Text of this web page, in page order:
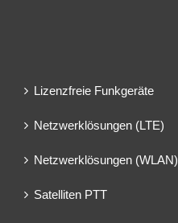
Lizenzfreie Funkgeräte
Netzwerklösungen (LTE)
Netzwerklösungen (WLAN)
Satelliten PTT